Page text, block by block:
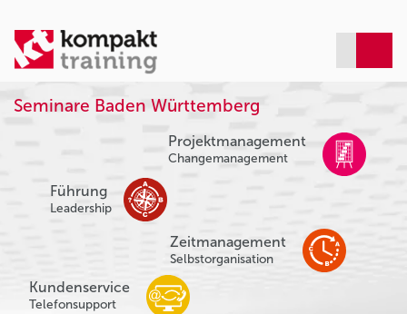
Seminare Baden Württemberg
Projektmanagement
Changemanagement
Führung
Leadership
Zeitmanagement
Selbstorganisation
Kundenservice
Telefonsupport